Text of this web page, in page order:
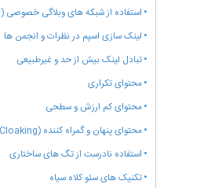
استفاده از شبکه‌ های وبلاگی خصوصی (PBN)
لینک‌ سازی اسپم در نظرات و انجمن‌ ها
تبادل لینک بیش از حد و غیرطبیعی
محتوای تکراری
محتوای کم‌ ارزش و سطحی
محتوای پنهان و گمراه‌ کننده (Cloaking)
استفاده نادرست از تگ‌ های ساختاری
تکنیک‌ های سئو کلاه سیاه